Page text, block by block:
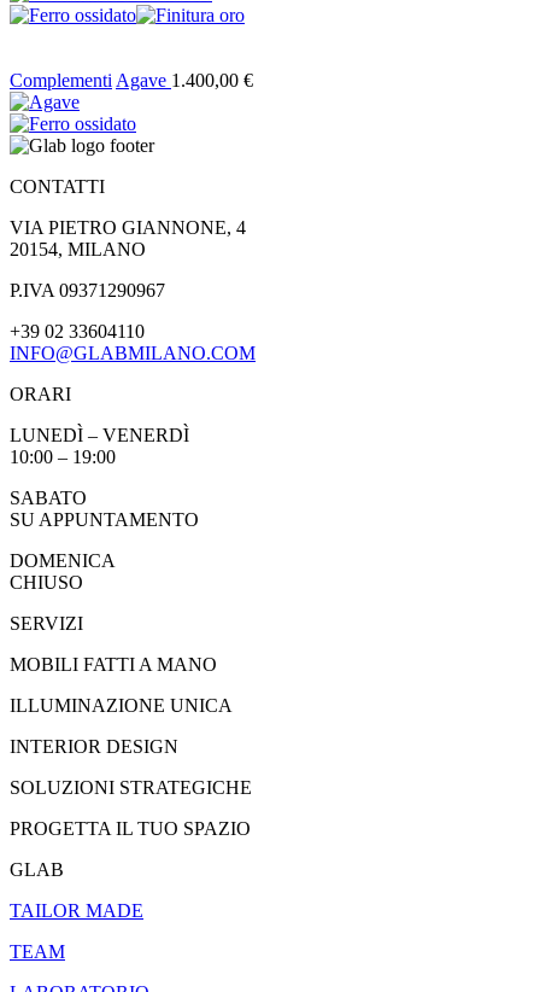
Complementi Agave 1.400,00 €
CONTATTI
VIA PIETRO GIANNONE, 4
20154, MILANO
P.IVA 09371290967
+39 02 33604110
INFO@GLABMILANO.COM
ORARI
LUNEDÌ – VENERDÌ
10:00 – 19:00
SABATO
SU APPUNTAMENTO
DOMENICA
CHIUSO
SERVIZI
MOBILI FATTI A MANO
ILLUMINAZIONE UNICA
INTERIOR DESIGN
SOLUZIONI STRATEGICHE
PROGETTA IL TUO SPAZIO
GLAB
TAILOR MADE
TEAM